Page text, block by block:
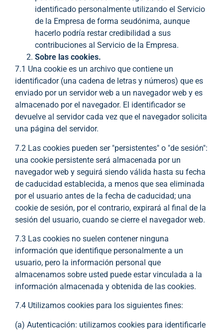
identificado personalmente utilizando el Servicio
de la Empresa de forma seudónima, aunque
hacerlo podría restar credibilidad a sus
contribuciones al Servicio de la Empresa.
Sobre las cookies.
7.1 Una cookie es un archivo que contiene un
identificador (una cadena de letras y números) que es
enviado por un servidor web a un navegador web y es
almacenado por el navegador. El identificador se
devuelve al servidor cada vez que el navegador solicita
una página del servidor.
7.2 Las cookies pueden ser "persistentes" o "de sesión":
una cookie persistente será almacenada por un
navegador web y seguirá siendo válida hasta su fecha
de caducidad establecida, a menos que sea eliminada
por el usuario antes de la fecha de caducidad; una
cookie de sesión, por el contrario, expirará al final de la
sesión del usuario, cuando se cierre el navegador web.
7.3 Las cookies no suelen contener ninguna
información que identifique personalmente a un
usuario, pero la información personal que
almacenamos sobre usted puede estar vinculada a la
información almacenada y obtenida de las cookies.
7.4 Utilizamos cookies para los siguientes fines:
(a) Autenticación: utilizamos cookies para identificarle